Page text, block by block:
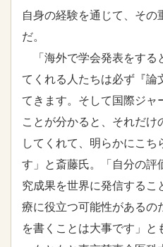
自身の経験を通じて、その
だ。
「海外で学会発表をする
てくれる人たちは必ず『論
てきます。そして国際ジャ
ことが分かると、それだ
してくれて、明らかにこ
す」と斎藤氏。「自分の評
究成果を世界に発信するこ
療に役立つ可能性があるの
を書くことは大事です」と